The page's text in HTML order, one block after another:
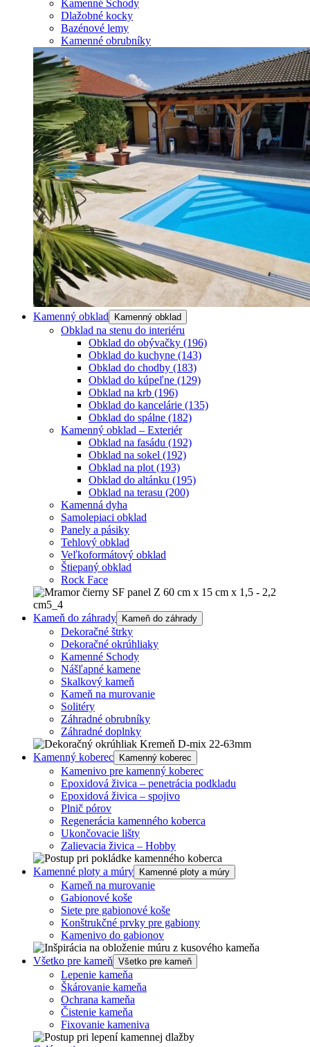
Kamenné Schody
Dlažobné kocky
Bazénové lemy
Kamenné obrubníky
Kamenný obklad Kamenný obklad
Obklad na stenu do interiéru
Obklad do obývačky (196)
Obklad do kuchyne (143)
Obklad do chodby (183)
Obklad do kúpeľne (129)
Obklad na krb (196)
Obklad do kancelárie (135)
Obklad do spálne (182)
Kamenný obklad – Exteriér
Obklad na fasádu (192)
Obklad na sokel (192)
Obklad na plot (193)
Obklad do altánku (195)
Obklad na terasu (200)
Kamenná dyha
Samolepiaci obklad
Panely a pásiky
Tehlový obklad
Veľkoformátový obklad
Štiepaný obklad
Rock Face
Kameň do záhrady Kameň do záhrady
Dekoračné štrky
Dekoračné okrúhliaky
Kamenné Schody
Nášľapné kamene
Skalkový kameň
Kameň na murovanie
Solitéry
Záhradné obrubníky
Záhradné doplnky
Kamenný koberec Kamenný koberec
Kamenivo pre kamenný koberec
Epoxidová živica – penetrácia podkladu
Epoxidová živica – spojivo
Plnič pórov
Regenerácia kamenného koberca
Ukončovacie lišty
Zalievacia živica – Hobby
Kamenné ploty a múry Kamenné ploty a múry
Kameň na murovanie
Gabionové koše
Siete pre gabionové koše
Konštrukčné prvky pre gabiony
Kamenivo do gabionov
Všetko pre kameň Všetko pre kameň
Lepenie kameňa
Škárovanie kameňa
Ochrana kameňa
Čistenie kameňa
Fixovanie kameniva